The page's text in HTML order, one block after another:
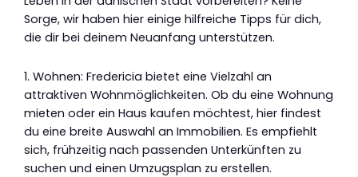
Sorge, wir haben hier einige hilfreiche Tipps für dich,
die dir bei deinem Neuanfang unterstützen.
1. Wohnen: Fredericia bietet eine Vielzahl an
attraktiven Wohnmöglichkeiten. Ob du eine Wohnung
mieten oder ein Haus kaufen möchtest, hier findest
du eine breite Auswahl an Immobilien. Es empfiehlt
sich, frühzeitig nach passenden Unterkünften zu
suchen und einen Umzugsplan zu erstellen.